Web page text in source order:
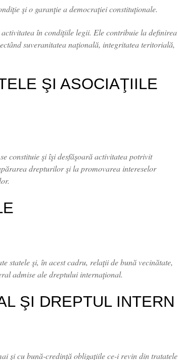
şi o garanţie a democraţiei constituţionale.
în condiţiile legii. Ele contribuie la definirea
suveranitatea naţională, integritatea teritorială,
ŞI ASOCIAŢIILE
constituie şi îşi desfăşoară activitatea potrivit
drepturilor şi la promovarea intereselor
statele şi, în acest cadru, relaţii de bună vecinătate,
admise ale dreptului internaţional.
ŞI DREPTUL INTERN
şi cu bună-credinţă obligaţiile ce-i revin din tratatele